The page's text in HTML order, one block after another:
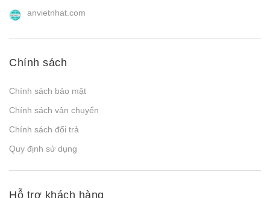
anvietnhat.com
Chính sách
Chính sách bảo mật
Chính sách vận chuyển
Chính sách đổi trả
Quy định sử dụng
Hỗ trợ khách hàng